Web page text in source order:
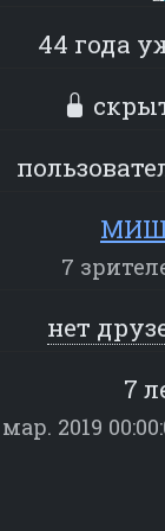
44 года
7
нет
7
2019